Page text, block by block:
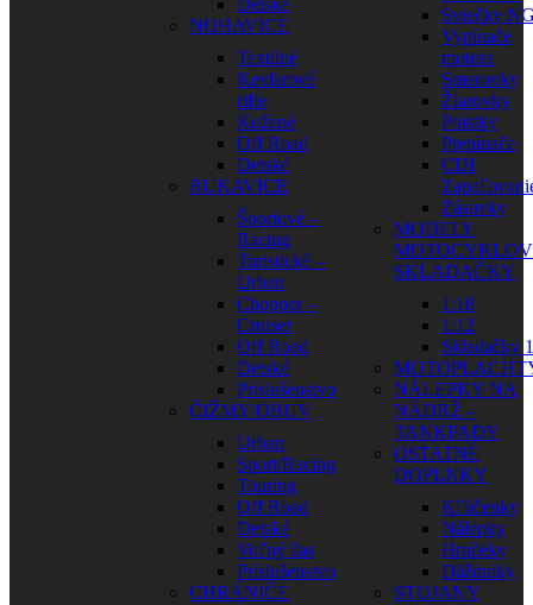
Detské
NOHAVICE
Textilné
Kevlarové
rifle
Kožené
Off Road
Detské
RUKAVICE
Športové –
Racing
Turistické –
Urban
Chopper –
Cruiser
Off Road
Detské
Príslušenstvo
ČIŽMY/OBUV
Urban
Sport/Racing
Touring
Off Road
Detské
Voľný čas
Príslušenstvo
CHRÁNIČE
Sviečky
Vypínače
motora
Smerovky
Žiarovky
Poistky
Prepínače
CDI
Zásuvky
MODELY
SKLADAČKY
1:18
1:12
Skladačky
NÁLEPKY NA
NÁDRŽ –
TANKPADY
OSTATNÉ
DOPLNKY
Kľúčenky
Nálepky
Hrnčeky
Dáždniky
STOJANY